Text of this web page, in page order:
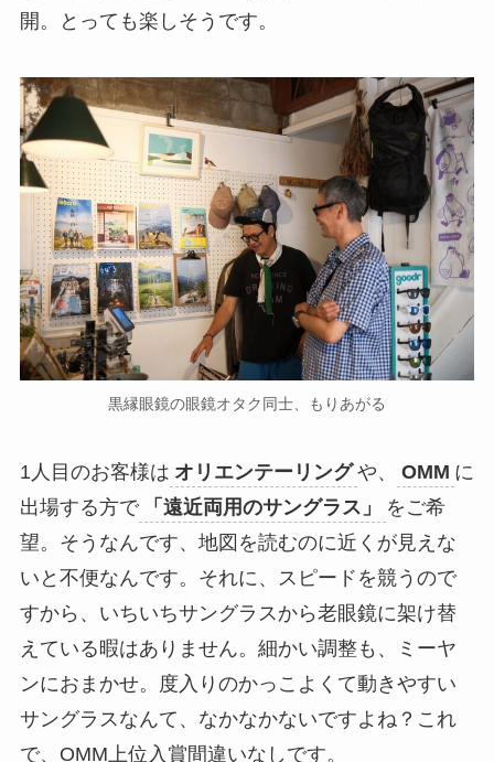
開。とっても楽しそうです。
黒縁眼鏡の眼鏡オタク同士、もりあがる
1人目のお客様は オリエンテーリング や、 OMM に
出場する方で
「遠近両用のサングラス」
をご希
望。そうなんです、地図を読むのに近くが見えな
いと不便なんです。それに、スピードを競うので
すから、いちいちサングラスから老眼鏡に架け替
えている暇はありません。細かい調整も、ミーヤ
ンにおまかせ。度入りのかっこよくて動きやすい
サングラスなんて、なかなかないですよね？これ
で、OMM上位入賞間違いなしです。